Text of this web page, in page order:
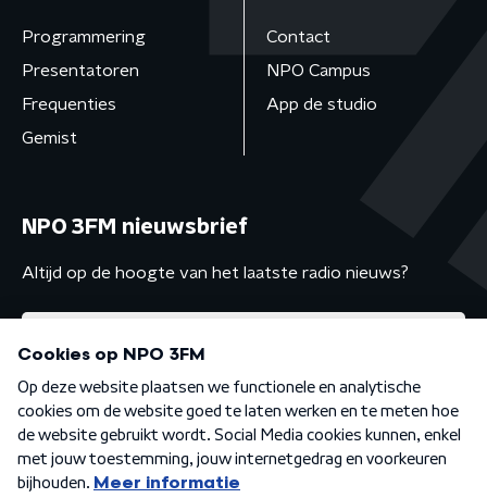
Programmering
Presentatoren
Frequenties
Gemist
Contact
NPO Campus
App de studio
NPO 3FM nieuwsbrief
Altijd op de hoogte van het laatste radio nieuws?
Algemene voorwaarden Privacybeleid